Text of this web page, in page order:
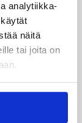
analytiikka-
näitä
tai joita on